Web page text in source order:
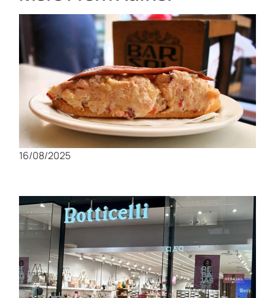
Sabores de Murcia: Los platos tradicionales
que tienes que probar
16/08/2025